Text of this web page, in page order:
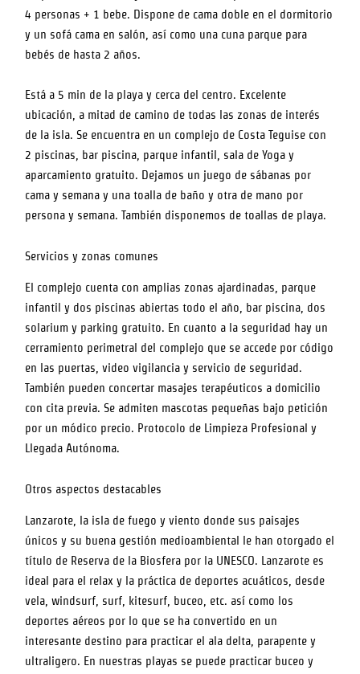
4 personas + 1 bebe. Dispone de cama doble en el dormitorio
y un sofá cama en salón, así como una cuna parque para
bebés de hasta 2 años.
Está a 5 min de la playa y cerca del centro. Excelente
ubicación, a mitad de camino de todas las zonas de interés
de la isla. Se encuentra en un complejo de Costa Teguise con
2 piscinas, bar piscina, parque infantil, sala de Yoga y
aparcamiento gratuito. Dejamos un juego de sábanas por
cama y semana y una toalla de baño y otra de mano por
persona y semana. También disponemos de toallas de playa.
Servicios y zonas comunes
El complejo cuenta con amplias zonas ajardinadas, parque
infantil y dos piscinas abiertas todo el año, bar piscina, dos
solarium y parking gratuito. En cuanto a la seguridad hay un
cerramiento perimetral del complejo que se accede por código
en las puertas, video vigilancia y servicio de seguridad.
También pueden concertar masajes terapéuticos a domicilio
con cita previa. Se admiten mascotas pequeñas bajo petición
por un módico precio. Protocolo de Limpieza Profesional y
Llegada Autónoma.
Otros aspectos destacables
Lanzarote, la isla de fuego y viento donde sus paisajes
únicos y su buena gestión medioambiental le han otorgado el
título de Reserva de la Biosfera por la UNESCO. Lanzarote es
ideal para el relax y la práctica de deportes acuáticos, desde
vela, windsurf, surf, kitesurf, buceo, etc. así como los
deportes aéreos por lo que se ha convertido en un
interesante destino para practicar el ala delta, parapente y
ultraligero. En nuestras playas se puede practicar buceo y